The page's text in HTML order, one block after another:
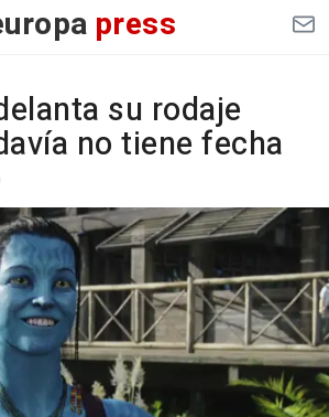
press
su rodaje
no tiene fecha